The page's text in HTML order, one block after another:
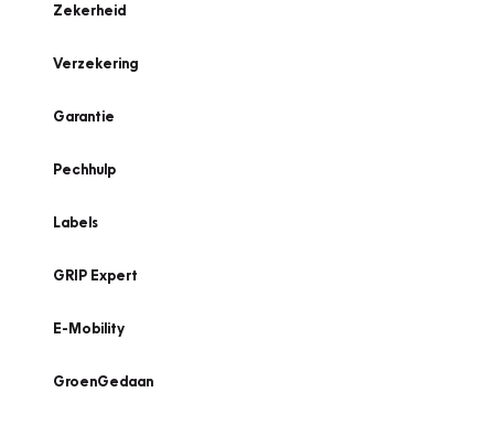
Zekerheid
Verzekering
Garantie
Pechhulp
Labels
GRIP Expert
E-Mobility
GroenGedaan